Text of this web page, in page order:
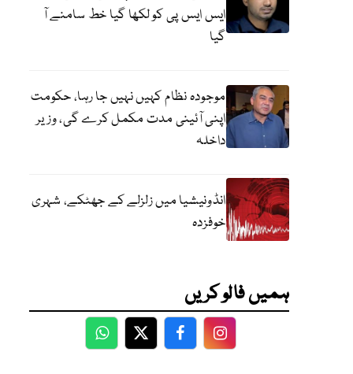
ایس ایس پی کو لکھا گیا خط سامنے آ
گیا
موجودہ نظام کہیں نہیں جا رہا، حکومت
اپنی آئینی مدت مکمل کرے گی، وزیر
داخلہ
انڈونیشیا میں زلزلے کے جھٹکے، شہری
خوفزدہ
ہمیں فالو کریں
WhatsApp
TwitterFacebookFacebook